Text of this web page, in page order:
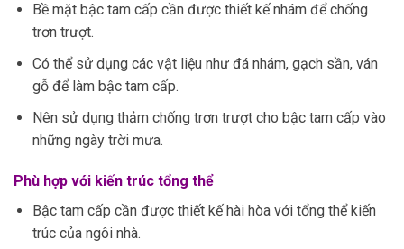
Bề mặt bậc tam cấp cần được thiết kế nhám để chống
trơn trượt.
Có thể sử dụng các vật liệu như đá nhám, gạch sần, ván
gỗ để làm bậc tam cấp.
Nên sử dụng thảm chống trơn trượt cho bậc tam cấp vào
những ngày trời mưa.
Phù hợp với kiến trúc tổng thể
Bậc tam cấp cần được thiết kế hài hòa với tổng thể kiến
trúc của ngôi nhà.